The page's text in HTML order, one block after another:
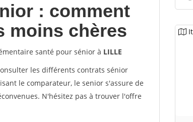
: comment
moins chères
santé pour sénior à LILLE
les différents contrats sénior
le comparateur, le senior s'assure de
N'hésitez pas à trouver l'offre